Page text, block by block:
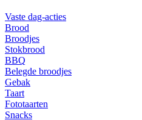
Vaste dag-acties
Brood
Broodjes
Stokbrood
BBQ
Belegde broodjes
Gebak
Taart
Fototaarten
Snacks